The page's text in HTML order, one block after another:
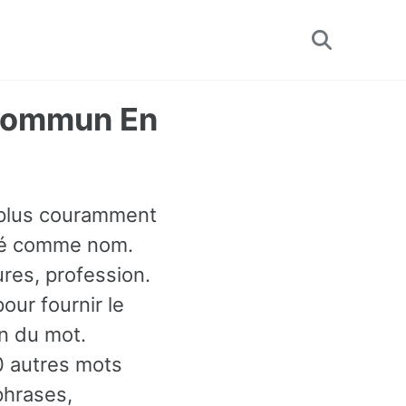
Toggle
En
couramment
comme nom.
profession.
fournir le
du mot.
autres mots